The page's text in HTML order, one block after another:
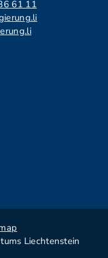
61 11
Liechtenstein